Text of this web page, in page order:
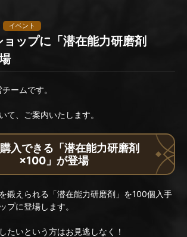
イベント
ップに「潜在能力研磨剤
ームです。
て、ご案内いたします。
入できる「潜在能力研磨剤
×100」が登場
鍛えられる「潜在能力研磨剤」を100個入手
プに登場します。
たいという方はお見逃しなく！